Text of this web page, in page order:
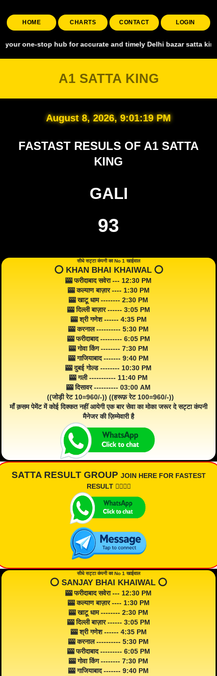
HOME CHARTS CONTACT LOGIN
hub for accurate and timely Delhi bazar satta king,
A1 SATTA KING
August 8, 2026, 9:01:20 PM
FASTAST RESULS OF A1 SATTA
KING
GALI
93
सीधे सट्टा कंपनी का No 1 खाईवाल
⭕️ KHAN BHAI KHAIWAL ⭕️
🎰 फरीदाबाद सवेरा --- 12:30 PM
🎰 कल्याण बाज़ार ---- 1:30 PM
🎰 खाटू धाम -------- 2:30 PM
🎰 दिल्ली बाज़ार ------ 3:05 PM
🎰 श्री गणेश ------ 4:35 PM
🎰 करनाल ---------- 5:30 PM
🎰 फरीदाबाद --------- 6:05 PM
🎰 गोवा किंग -------- 7:30 PM
🎰 गाजियाबाद ------- 9:40 PM
🎰 दुबई गोल्ड -------- 10:30 PM
🎰 गली ----------- 11:40 PM
🎰 दिसावर ---------- 03:00 AM
((जोड़ी रेट 10=960/-)) ((हरूफ़ रेट 100=960/-))
माँ क़सम पेमेंट में कोई दिक्कत नहीं आयेगी एक बार सेवा का मोका जरूर दे सट्टा कंपनी
मैनेजर की ज़िम्मेवारी है
SATTA RESULT GROUP JOIN HERE FOR FASTEST
RESULT 👇🏾👇🏾
सीधे सट्टा कंपनी का No 1 खाईवाल
⭕️ SANJAY BHAI KHAIWAL ⭕️
🎰 फरीदाबाद सवेरा --- 12:30 PM
🎰 कल्याण बाज़ार ---- 1:30 PM
🎰 खाटू धाम -------- 2:30 PM
🎰 दिल्ली बाज़ार ------ 3:05 PM
🎰 श्री गणेश ------ 4:35 PM
🎰 करनाल ---------- 5:30 PM
🎰 फरीदाबाद --------- 6:05 PM
🎰 गोवा किंग -------- 7:30 PM
🎰 गाजियाबाद ------- 9:40 PM